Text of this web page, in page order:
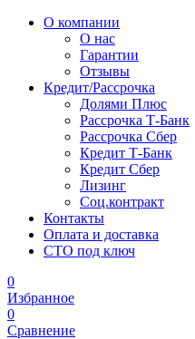
О компании
О нас
Гарантии
Отзывы
Кредит/Рассрочка
Долями Плюс
Рассрочка Т-Банк
Рассрочка Сбер
Кредит Т-Банк
Кредит Сбер
Лизинг
Соц.контракт
Контакты
Оплата и доставка
СТО под ключ
0
Избранное
0
Сравнение